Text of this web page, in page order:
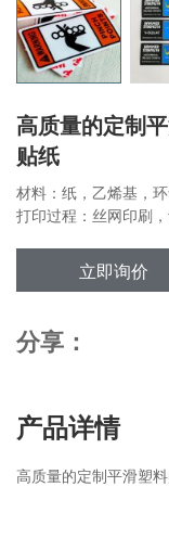
高质量的定制
贴纸
材料：纸，乙烯基，
打印过程：丝网印刷
立即询价
分享：
产品详情
高质量的定制平滑塑